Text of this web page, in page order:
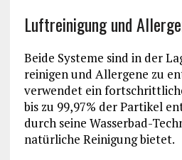
Luftreinigung und
Beide Systeme sind in der
reinigen und Allergene zu
verwendet ein
bis zu 99,97% der Partikel
durch seine Wasserbad-
natürliche Reinigung bietet.